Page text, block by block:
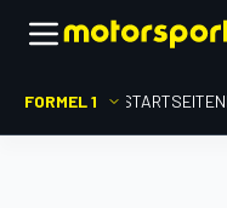
FORMEL 1 STARTSEITE